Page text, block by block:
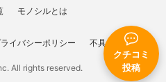
クチコミ
投稿
モノシルとは
イバシーポリシー 不具合報告
All rights reserved.